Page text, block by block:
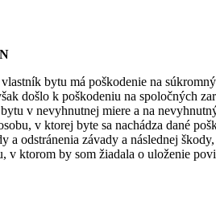
bytu má poškodenie na
došlo k poškodeniu na spoločných
v nevyhnutnej miere a na
v ktorej byte sa nachádza dané
odstránenia závady a následnej
ktorom by som žiadala o uloženie